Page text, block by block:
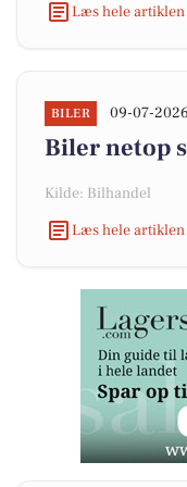
Læs hele
BILER 09-07-
Biler netop
Kilde: Bilhandel
Læs hele